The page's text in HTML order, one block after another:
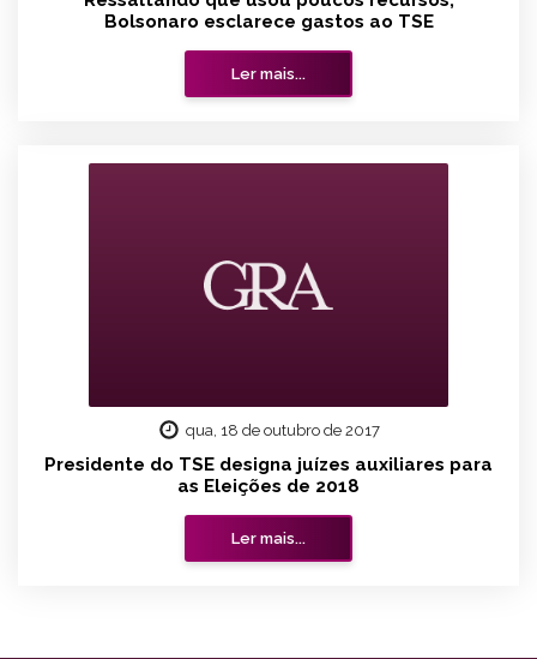
Bolsonaro esclarece gastos ao TSE
Ler mais...
qua, 18 de outubro de 2017
Presidente do TSE designa juízes auxiliares para
as Eleições de 2018
Ler mais...